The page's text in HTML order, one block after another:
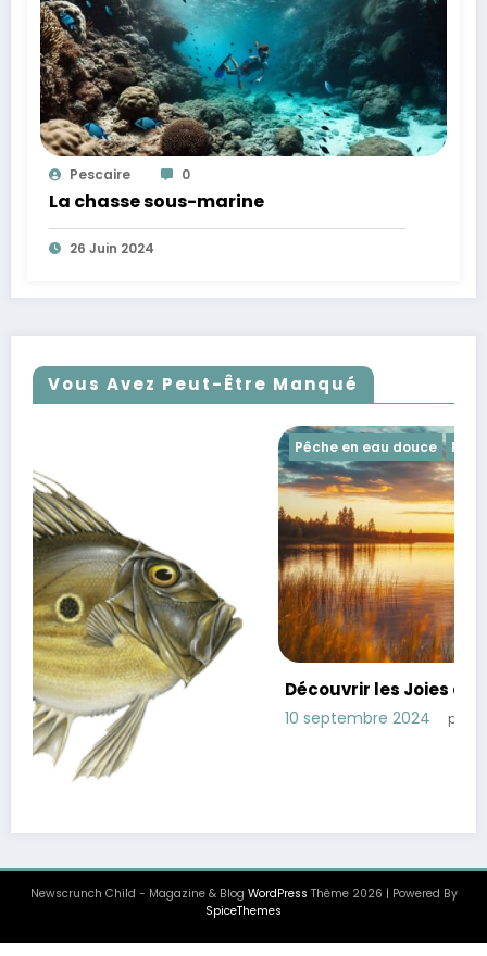
Pescaire 0
La chasse sous-marine
26 Juin 2024
Vous Avez Peut-Être Manqué
Pêche en mer
Découvrir les Joies de la Pêche
10 septembre 2024
Newscrunch Child - Magazine & BlogWordPressThème 2026 | Powered By